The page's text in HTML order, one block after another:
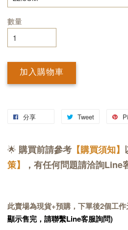
數量
加入購物車
分享 Tweet
🌟 購買前請參考 【購買須知】
策】
，有任何問題請洽詢Line
此賣場為現貨+預購，下單後2個工作
顯示售完，請聯繫Line客服詢問)